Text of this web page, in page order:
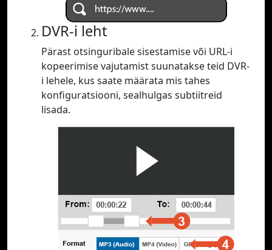
DVR-i leht
Pärast otsinguribale sisestamise või URL-i
kopeerimise vajutamist suunatakse teid DVR-
i lehele, kus saate määrata mis tahes
konfiguratsiooni, sealhulgas subtiitreid
lisada.